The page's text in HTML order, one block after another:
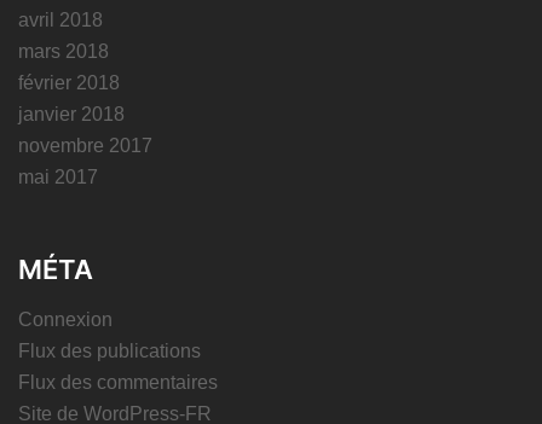
avril 2018
mars 2018
février 2018
janvier 2018
novembre 2017
mai 2017
MÉTA
Connexion
Flux des publications
Flux des commentaires
Site de WordPress-FR